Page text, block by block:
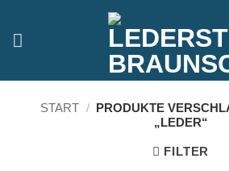
springen
START / PRODUKTE
„LEDER“
FILTER